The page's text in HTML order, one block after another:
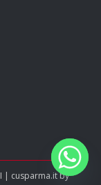
| cusparma.it by